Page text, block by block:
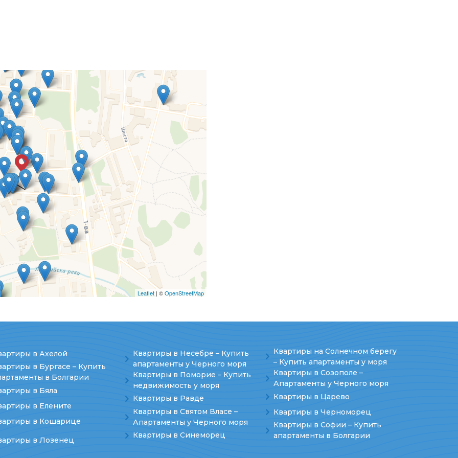
Leaflet | ©OpenStreetMap
в Ахелой
в Бургасе – Купить
в Болгарии
в Бяла
в Елените
в Кошарице
в Лозенец
Квартиры в Несебре – Купить
апартаменты у Черного моря
Квартиры в Поморие – Купить
недвижимость у моря
Квартиры в Равде
Квартиры в Святом Власе –
Апартаменты у Черного моря
Квартиры в Синеморец
Квартиры на Солнечном берегу
– Купить апартаменты у моря
Квартиры в Созополе –
Апартаменты у Черного моря
Квартиры в Царево
Квартиры в Черноморец
Квартиры в Софии – Купить
апартаменты в Болгарии